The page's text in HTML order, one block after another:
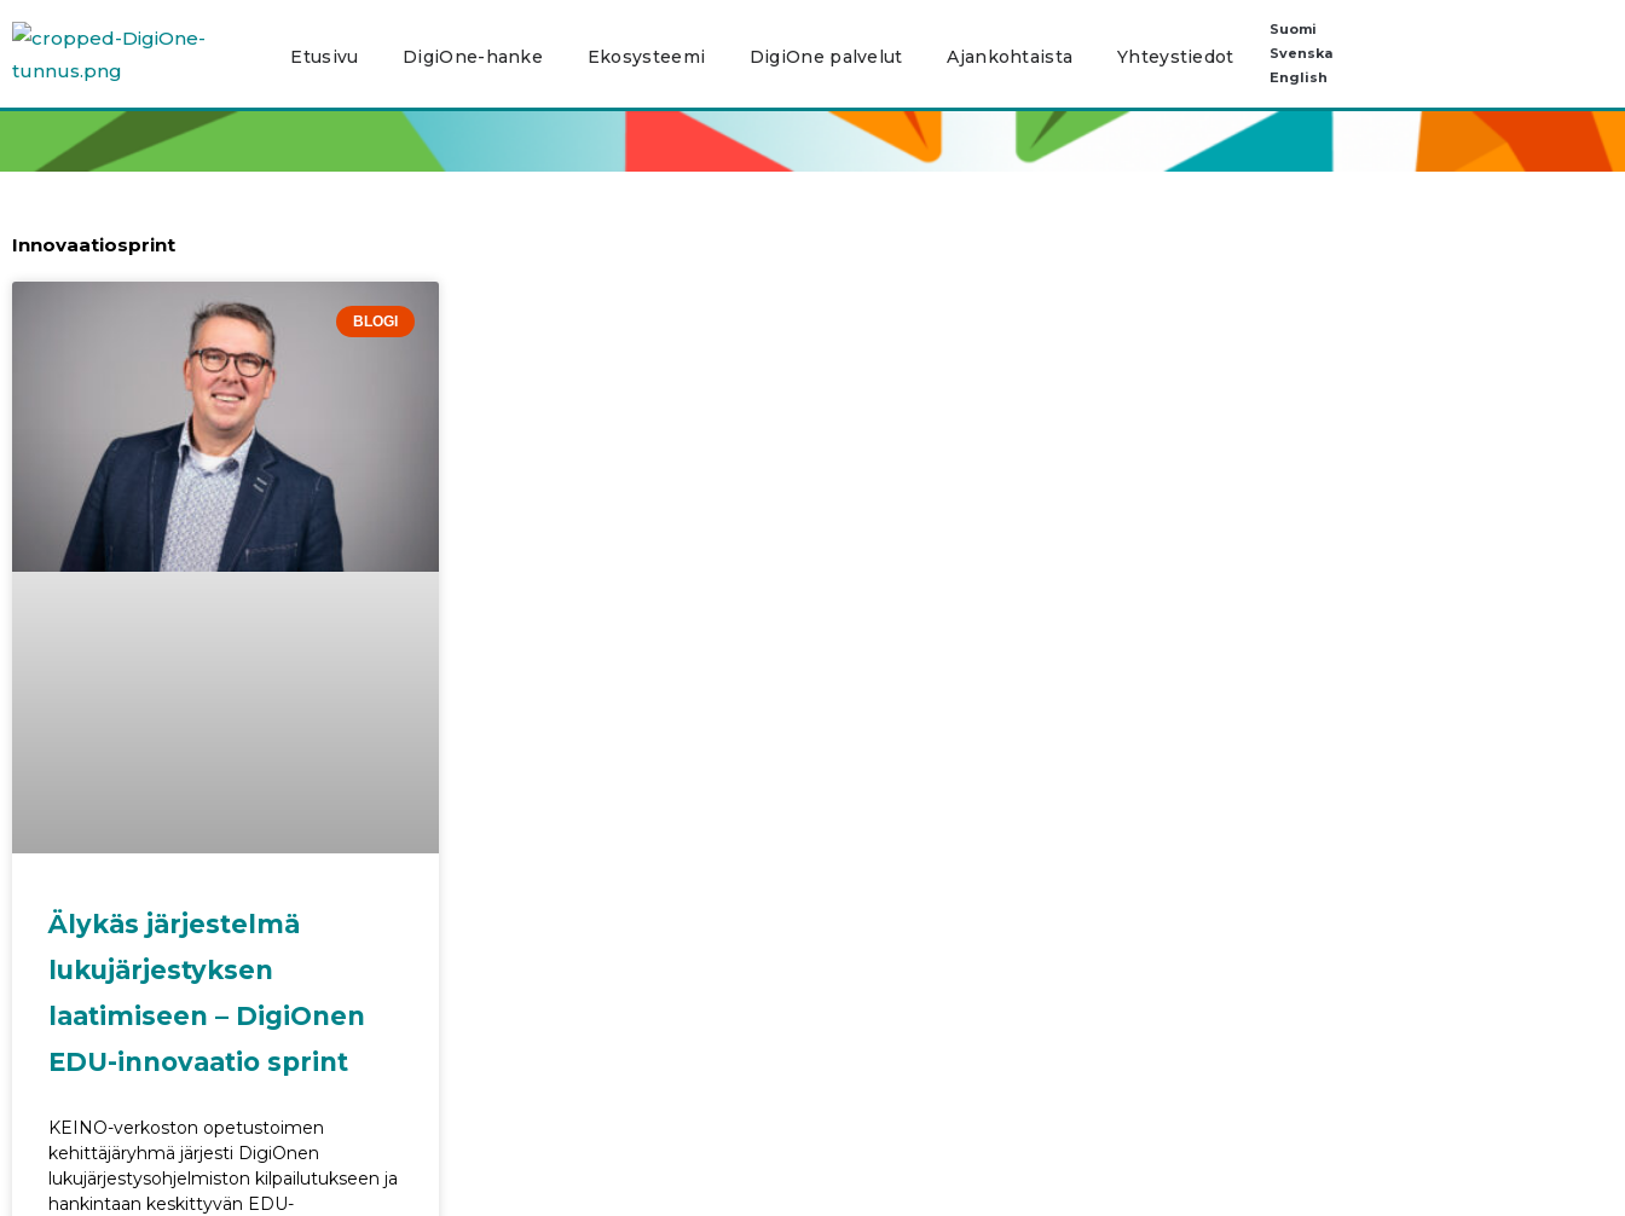
sisältöön
Etusivu DigiOne-hanke Ekosysteemi DigiOne palvelut Ajankohtaista Yhteystiedot
Suomi
Svenska
English
Innovaatiosprint
BLOGI
Älykäs järjestelmä
lukujärjestyksen
laatimiseen – DigiOnen
EDU-innovaatio sprint
KEINO-verkoston opetustoimen
kehittäjäryhmä järjesti DigiOnen
lukujärjestysohjelmiston kilpailutukseen ja
hankintaan keskittyvän EDU-